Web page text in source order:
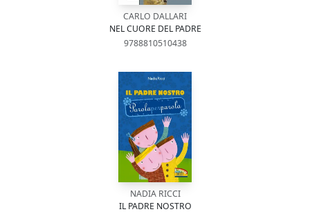
CARLO DALLARI
NEL CUORE DEL PADRE
9788810510438
NADIA RICCI
IL PADRE NOSTRO